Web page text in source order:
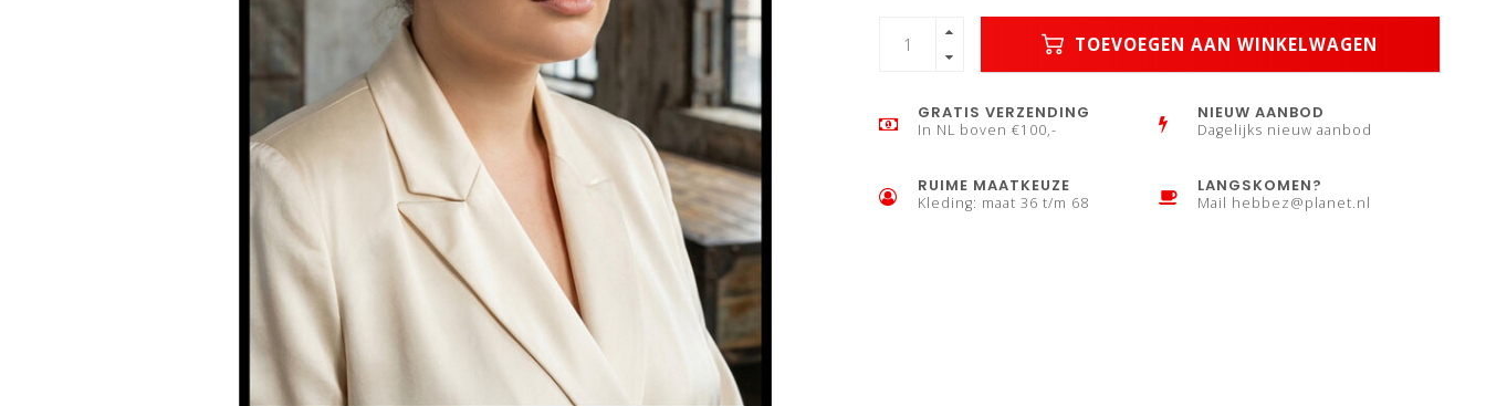
TOEVOEGEN AAN WINKELWAGEN
GRATIS VERZENDING
In NL boven €100,-
NIEUW AANBOD
Dagelijks nieuw aanbod
RUIME MAATKEUZE
Kleding: maat 36 t/m 68
LANGSKOMEN?
Mail hebbez@planet.nl